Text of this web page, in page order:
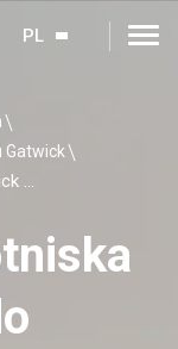
PL
Gatwick
Taksówka z Lotniska Gatwick do Birmingham